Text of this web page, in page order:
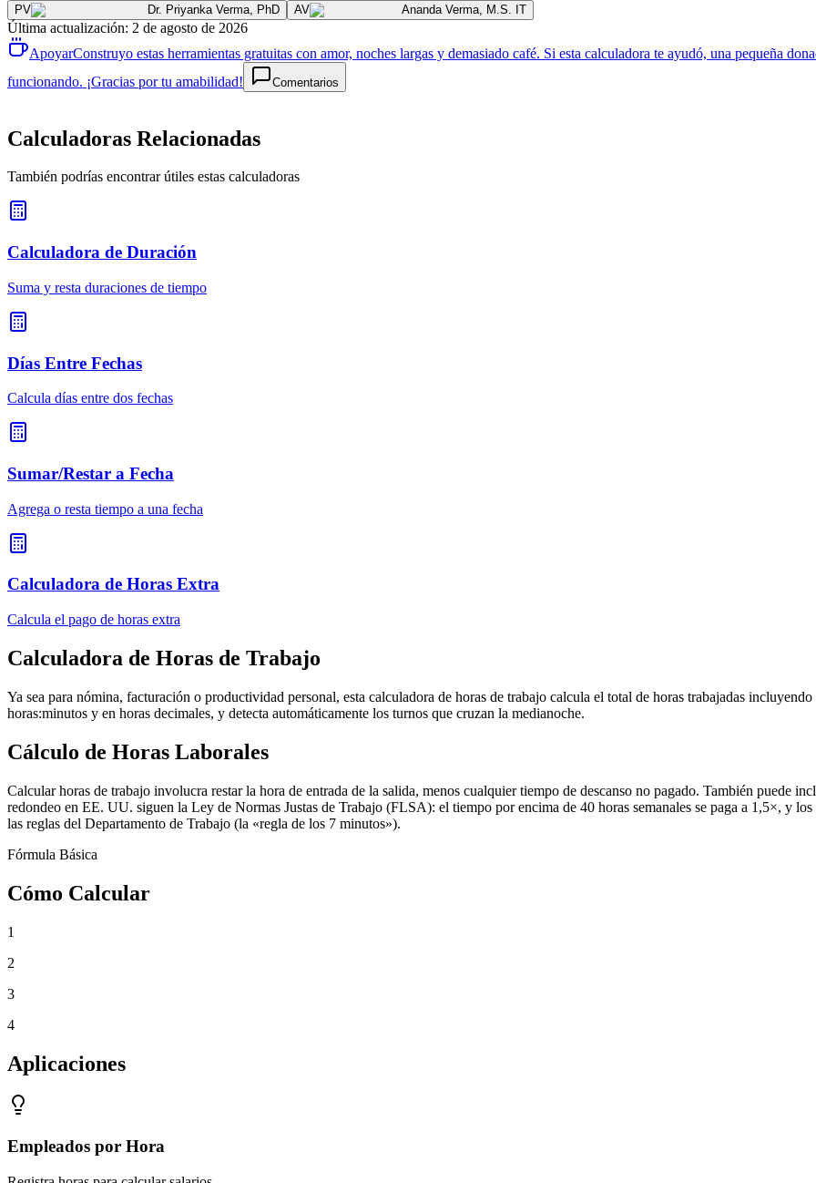
PV Dr. Priyanka Verma PhD AV Ananda Verma M.S. IT
Última actualización: 2 de agosto de 2026
ApoyarConstruyo estas herramientas gratuitas con amor, noches largas y demasiado café. Si esta calculadora te ayudó, una pequeña
funcionando. ¡Gracias por tu amabilidad!
Comentarios
Calculadoras Relacionadas
También podrías encontrar útiles estas calculadoras
Calculadora de Duración
Suma y resta duraciones de tiempo
Días Entre Fechas
Calcula días entre dos fechas
Sumar/Restar a Fecha
Agrega o resta tiempo a una fecha
Calculadora de Horas Extra
Calcula el pago de horas extra
Calculadora de Horas de Trabajo
Ya sea para nómina, facturación o productividad personal, esta calculadora de horas de trabajo calcula el total de horas trabajadas
horas:minutos y en horas decimales, y detecta automáticamente los turnos que cruzan la medianoche.
Cálculo de Horas Laborales
Calcular horas de trabajo involucra restar la hora de entrada de la salida, menos cualquier tiempo de descanso no pagado. También puede
redondeo en EE. UU. siguen la Ley de Normas Justas de Trabajo (FLSA): el tiempo por encima de 40 horas semanales se paga a 1,5×, y
las reglas del Departamento de Trabajo (la «regla de los 7 minutos»).
Fórmula Básica
Cómo Calcular
1
2
3
4
Aplicaciones
Empleados por Hora